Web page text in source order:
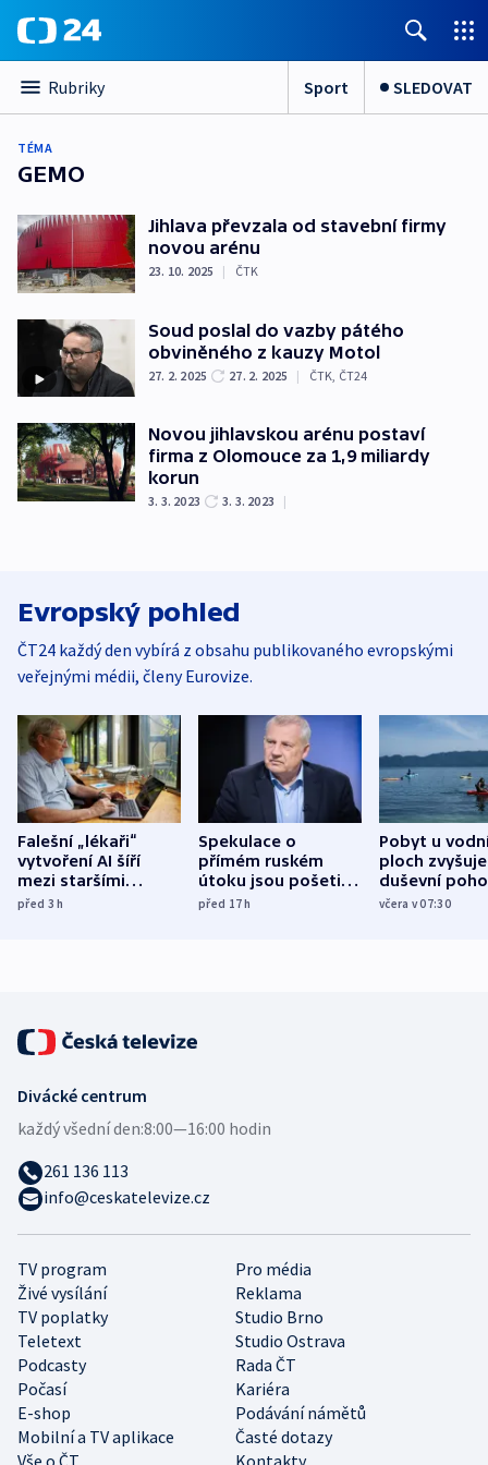
Rubriky Sport SLEDOVAT
TÉMA
GEMO
Jihlava převzala od stavební firmy
novou arénu
23. 10. 2025 | ČTK
Soud poslal do vazby pátého
obviněného z kauzy Motol
27. 2. 2025 27. 2. 2025 | ČTK ČT24
Novou jihlavskou arénu postaví
firma z Olomouce za 1,9 miliardy
korun
3. 3. 2023 3. 3. 2023 |
Evropský pohled
ČT24 každý den vybírá z obsahu publikovaného evropskými
veřejnými médii, členy Eurovize.
Falešní „lékaři“
vytvoření AI šíří
mezi staršími
Poláky nebezpečné
před 3h
Spekulace o
přímém ruském
útoku jsou pošetilé,
míní estonský
před 17h
Pobyt u
ploch zvyšuje
duševní
ukázala
včera v 07:30
TV program
Pro média
Živé vysílání
Reklama
TV poplatky
Studio Brno
Teletext
Studio Ostrava
Podcasty
Rada ČT
Počasí
Kariéra
E-shop
Podávání námětů
Mobilní a TV aplikace
Časté dotazy
Divácké centrum
každý všední den:8:00—16:00 hodin
261 136 113
info@ceskatelevize.cz